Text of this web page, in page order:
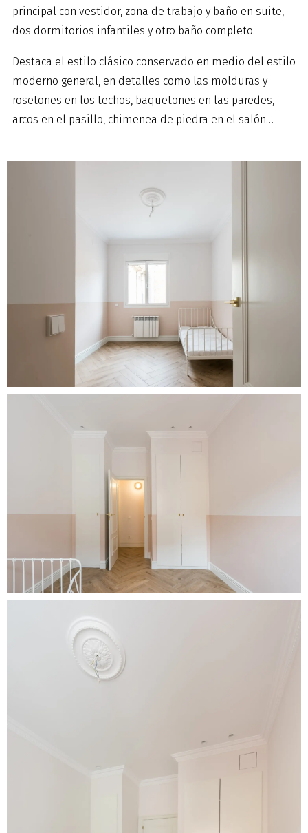
principal con vestidor, zona de trabajo y baño en suite,
dos dormitorios infantiles y otro baño completo.
Destaca el estilo clásico conservado en medio del estilo
moderno general, en detalles como las molduras y
rosetones en los techos, baquetones en las paredes,
arcos en el pasillo, chimenea de piedra en el salón…